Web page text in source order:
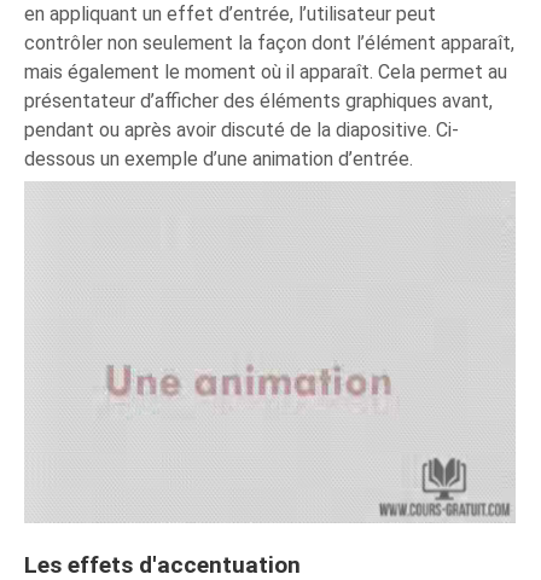
en appliquant un effet d’entrée, l’utilisateur peut
contrôler non seulement la façon dont l’élément apparaît,
mais également le moment où il apparaît. Cela permet au
présentateur d’afficher des éléments graphiques avant,
pendant ou après avoir discuté de la diapositive. Ci-
dessous un exemple d’une animation d’entrée.
Les effets d'accentuation